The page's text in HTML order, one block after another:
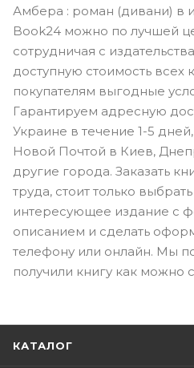
Амбера : роман (дивани) в
Book24 можно по лучшей
сотрудничая с
доступную стоимость всех
покупателям выгодные
Гарантируем адресную
Украине в течение 1-5
Новой Почтой в Киев,
другие города. Заказать
труда, стоит только
интересующее издание с
описанием и сделать
телефону или онлайн. Мы
получили книгу как можно
КАТАЛОГ